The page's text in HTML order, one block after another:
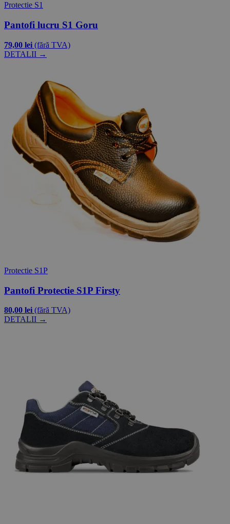
Protectie S1
Pantofi lucru S1 Goru
79,00 lei (fără TVA)
DETALII →
Protectie S1P
Pantofi Protectie S1P Firsty
80,00 lei (fără TVA)
DETALII →